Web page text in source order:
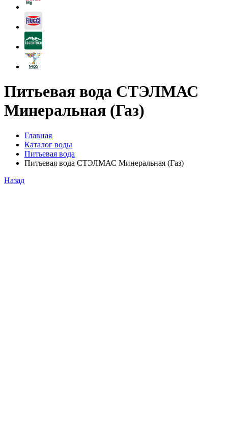
Питьевая вода СТЭЛМАС
Минеральная (Газ)
Главная
Каталог воды
Питьевая вода
Питьевая вода СТЭЛМАС Минеральная (Газ)
Назад